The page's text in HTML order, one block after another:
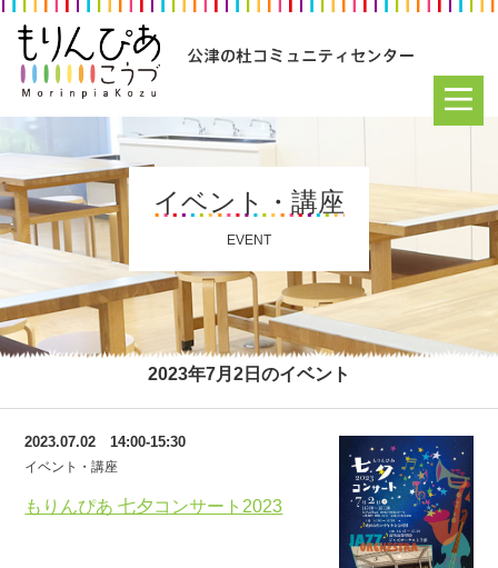
イベント・講座
EVENT
2023年7月2日のイベント
もりんぴあ 七夕コンサート2023
2023.07.02 14:00-15:30
イベント・講座